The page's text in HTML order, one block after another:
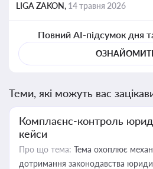
LIGA ZAKON, 14 травня 2026
Повний AI-підсумок дня
Теми, які можуть вас
Комплаєнс-контроль
кейси
Про що тема: Тема охоплює
дотримання законодавства